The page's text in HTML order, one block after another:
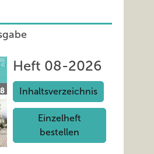
Heft 08-2026
Inhaltsverzeichnis
Einzelheft
bestellen